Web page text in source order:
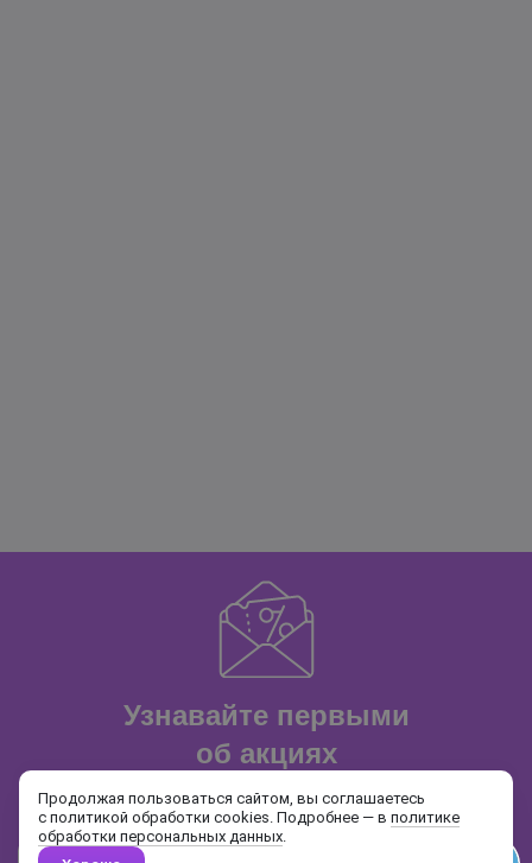
Узнавайте первыми
об акциях
и распродажах
Продолжая пользоваться сайтом, вы соглашаетесь
с политикой обработки cookies. Подробнее — в политике
обработки персональных данных.